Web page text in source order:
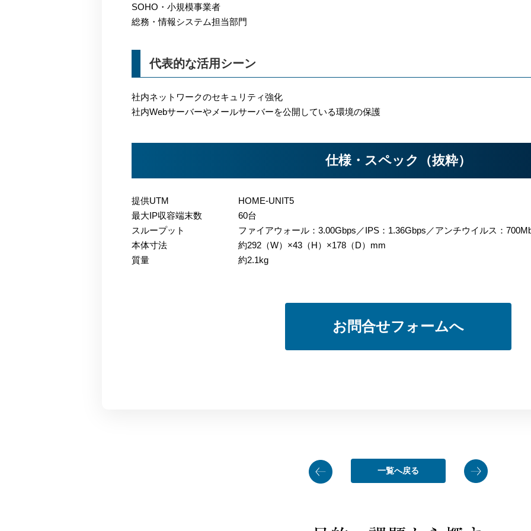
SOHO・小規模事業者
総務・情報システム担当部門
代表的な活用シーン
社内ネットワークのセキュリティ強化
社内Webサーバーやメールサーバーを公開している環境の保護
仕様・スペック（抜粋）
提供UTM
HOME-UNIT5
最大IP収容端末数
60台
スループット
ファイアウォール：3.00Gbps／IPS：1.36Gbps／アンチウイルス：
本体寸法
約292（W）×43（H）×178（D）mm
質量
約2.1kg
お問合せフォームへ
一覧へ戻る